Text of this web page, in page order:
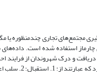
تجاری چندمنظوره یا